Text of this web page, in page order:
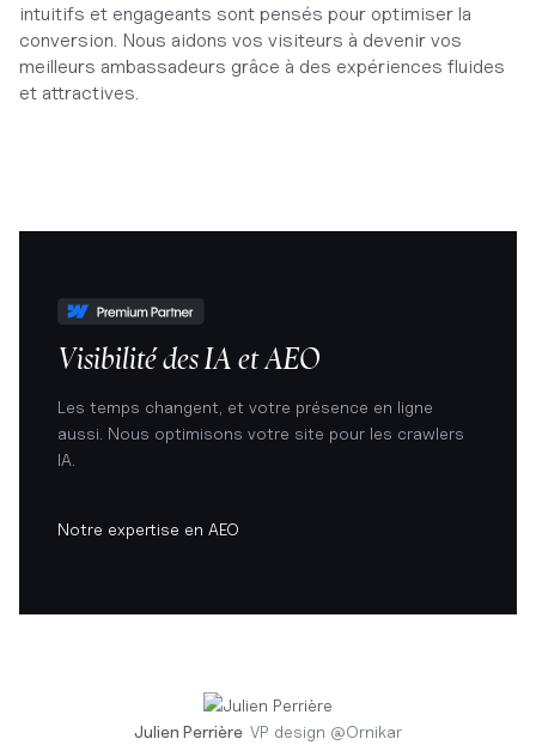
intuitifs et engageants sont pensés pour optimiser la
conversion. Nous aidons vos visiteurs à devenir vos
meilleurs ambassadeurs grâce à des expériences fluides
et attractives.
Visibilité des IA et AEO
Les temps changent, et votre présence en ligne
aussi. Nous optimisons votre site pour les crawlers
IA.
Notre expertise en AEO
Julien Perrière VP design @Ornikar